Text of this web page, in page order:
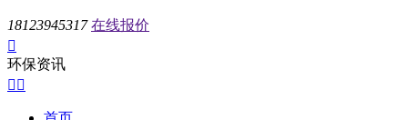
18123945317 在线报价

环保资讯
 